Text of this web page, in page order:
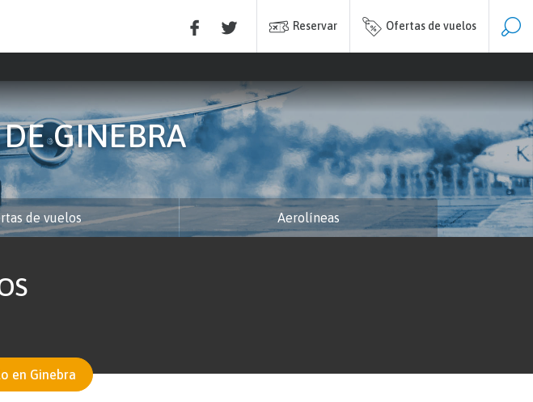
Reservar Ofertas de vuelos
GINEBRA
de vuelos Aerolíneas
en Ginebra